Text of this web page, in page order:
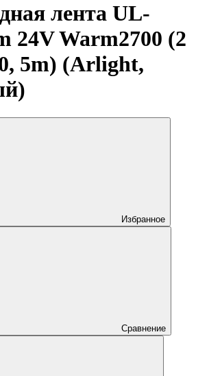
лента UL-
24V Warm2700 (2
5m) (Arlight,
Избранное
Сравнение